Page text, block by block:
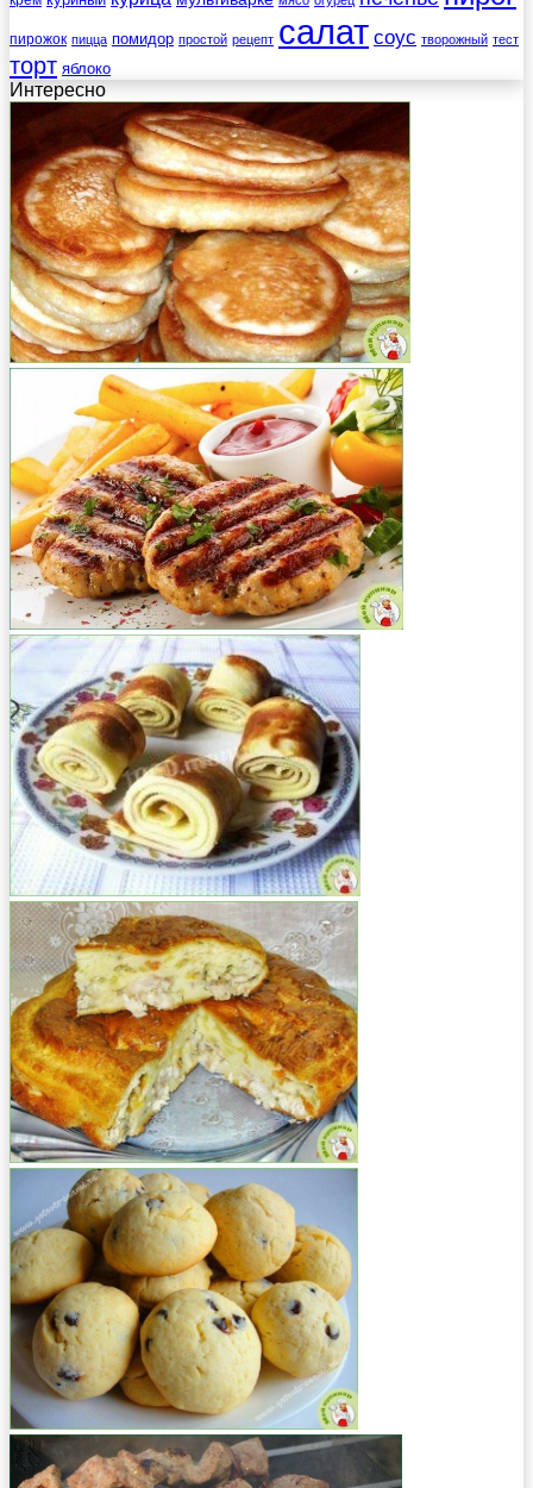
пирожок пицца помидор простой рецепт салат соус творожный тест
торт яблоко
Интересно